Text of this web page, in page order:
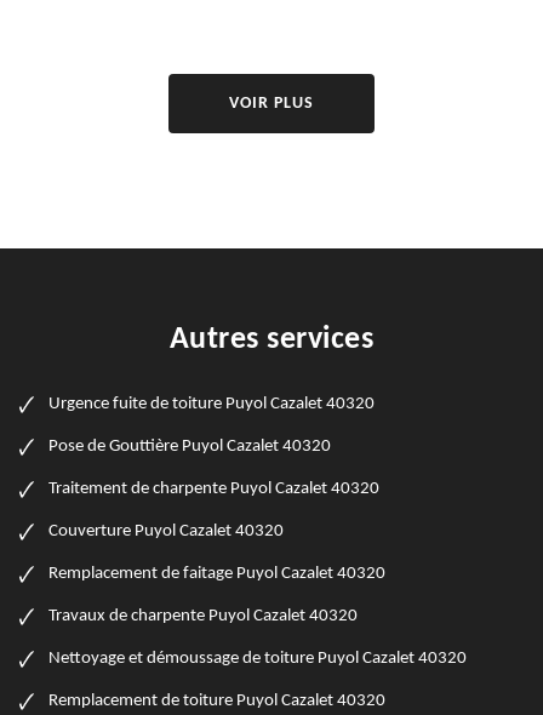
VOIR PLUS
Autres services
Urgence fuite de toiture Puyol Cazalet 40320
Pose de Gouttière Puyol Cazalet 40320
Traitement de charpente Puyol Cazalet 40320
Couverture Puyol Cazalet 40320
Remplacement de faitage Puyol Cazalet 40320
Travaux de charpente Puyol Cazalet 40320
Nettoyage et démoussage de toiture Puyol Cazalet 40320
Remplacement de toiture Puyol Cazalet 40320